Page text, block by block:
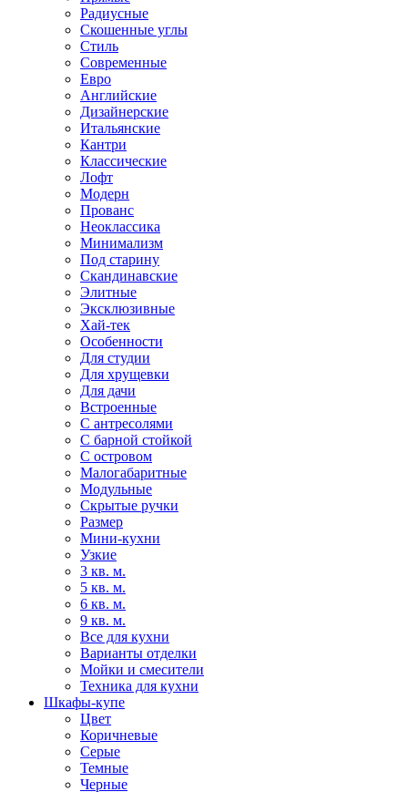
Радиусные
Скошенные углы
Стиль
Современные
Евро
Английские
Дизайнерские
Итальянские
Кантри
Классические
Лофт
Модерн
Прованс
Неоклассика
Минимализм
Под старину
Скандинавские
Элитные
Эксклюзивные
Хай-тек
Особенности
Для студии
Для хрущевки
Для дачи
Встроенные
С антресолями
С барной стойкой
С островом
Малогабаритные
Модульные
Скрытые ручки
Размер
Мини-кухни
Узкие
3 кв. м.
5 кв. м.
6 кв. м.
9 кв. м.
Все для кухни
Варианты отделки
Мойки и смесители
Техника для кухни
Шкафы-купе
Цвет
Коричневые
Серые
Темные
Черные